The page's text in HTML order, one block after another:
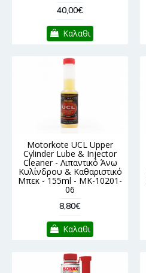
40,00€
Καλαθι
Motorkote UCL Upper
Cylinder Lube & Injector
Cleaner - Λιπαντικό Άνω
Κυλίνδρου & Καθαριστικό
Μπεκ - 155ml - MK-10201-
06
8,80€
Καλαθι